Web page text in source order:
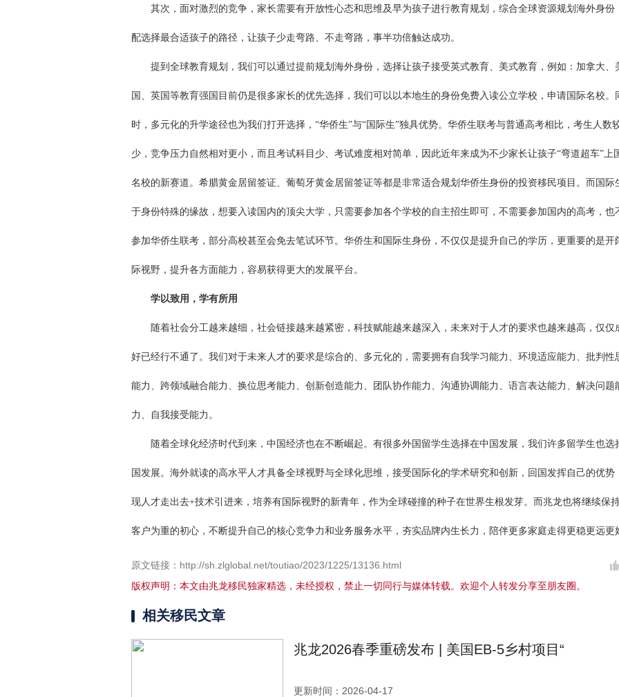
其次，面对激烈的竞争，家长需要有开放性心态和思维及早为孩子进行教育规划，综合全球资源规划海外身份
配选择最合适孩子的路径，让孩子少走弯路、不走弯路，事半功倍触达成功。
提到全球教育规划，我们可以通过提前规划海外身份，选择让孩子接受英式教育、美式教育，例如：加拿大、
国、英国等教育强国目前仍是很多家长的优先选择，我们可以以本地生的身份免费入读公立学校，申请国际名校。
时，多元化的升学途径也为我们打开选择，“华侨生”与“国际生”独具优势。华侨生联考与普通高考相比，考生人数
少，竞争压力自然相对更小，而且考试科目少、考试难度相对简单，因此近年来成为不少家长让孩子“弯道超车”上
名校的新赛道。希腊黄金居留签证、葡萄牙黄金居留签证等都是非常适合规划华侨生身份的投资移民项目。而国际
于身份特殊的缘故，想要入读国内的顶尖大学，只需要参加各个学校的自主招生即可，不需要参加国内的高考，也
参加华侨生联考，部分高校甚至会免去笔试环节。华侨生和国际生身份，不仅仅是提升自己的学历，更重要的是开
际视野，提升各方面能力，容易获得更大的发展平台。
学以致用，学有所用
随着社会分工越来越细，社会链接越来越紧密，科技赋能越来越深入，未来对于人才的要求也越来越高，仅仅
好已经行不通了。我们对于未来人才的要求是综合的、多元化的，需要拥有自我学习能力、环境适应能力、批判性
能力、跨领域融合能力、换位思考能力、创新创造能力、团队协作能力、沟通协调能力、语言表达能力、解决问题
力、自我接受能力。
随着全球化经济时代到来，中国经济也在不断崛起。有很多外国留学生选择在中国发展，我们许多留学生也选
国发展。海外就读的高水平人才具备全球视野与全球化思维，接受国际化的学术研究和创新，回国发挥自己的优势
现人才走出去+技术引进来，培养有国际视野的新青年，作为全球碰撞的种子在世界生根发芽。而兆龙也将继续保
客户为重的初心，不断提升自己的核心竞争力和业务服务水平，夯实品牌内生长力，陪伴更多家庭走得更稳更远更
原文链接：http://sh.zlglobal.net/toutiao/2023/1225/13136.html
版权声明：本文由兆龙移民独家精选，未经授权，禁止一切同行与媒体转载。欢迎个人转发分享至朋友圈。
相关移民文章
兆龙2026春季重磅发布 | 美国EB-5乡村项目“
更新时间：2026-04-17